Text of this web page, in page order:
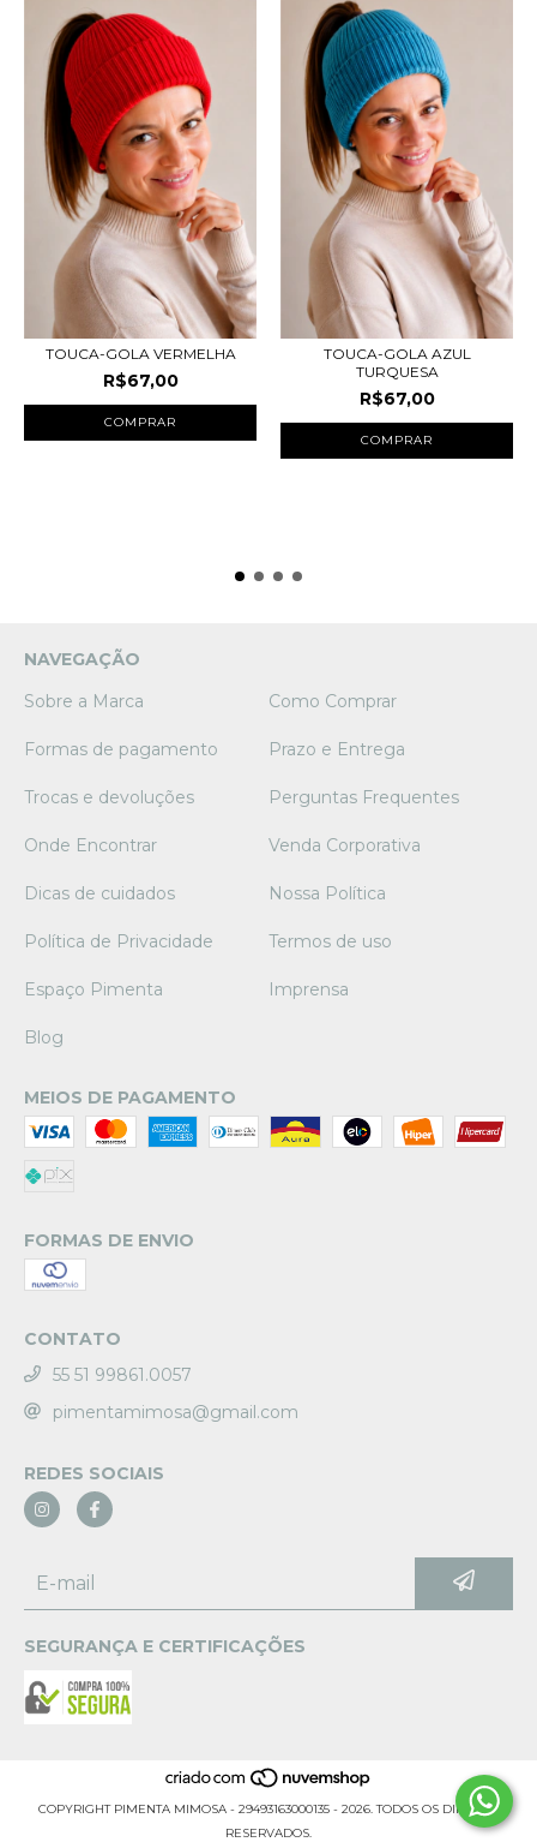
TOUCA-GOLA VERMELHA
R$67,00
TOUCA-GOLA AZUL
TURQUESA
R$67,00
NAVEGAÇÃO
Sobre a Marca
Como Comprar
Formas de pagamento Prazo e Entrega
Trocas e devoluções Perguntas Frequentes
Onde Encontrar Venda Corporativa
Dicas de cuidados Nossa Política
Política de Privacidade Termos de uso
Espaço Pimenta Imprensa
Blog
MEIOS DE PAGAMENTO
FORMAS DE ENVIO
CONTATO
55 51 99861.0057
pimentamimosa@gmail.com
REDES SOCIAIS
SEGURANÇA E CERTIFICAÇÕES
COPYRIGHT PIMENTA MIMOSA - 29493163000135 - 2026. TODOS OS DIREITOS
RESERVADOS.